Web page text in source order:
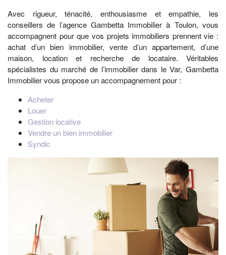
Avec rigueur, ténacité, enthousiasme et empathie, les
conseillers de l’agence Gambetta Immobilier à Toulon, vous
accompagnent pour que vos projets immobiliers prennent vie :
achat d’un bien immobilier, vente d’un appartement, d’une
maison, location et recherche de locataire. Véritables
spécialistes du marché de l’immobilier dans le Var, Gambetta
Immobilier vous propose un accompagnement pour :
Acheter
Louer
Gestion locative
Vendre un bien immobilier
Syndic